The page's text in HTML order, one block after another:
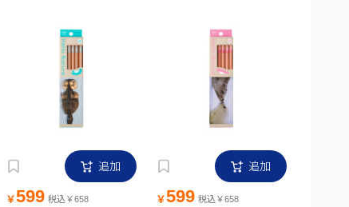
追加
￥599 税込￥658
追加
￥599 税込￥658